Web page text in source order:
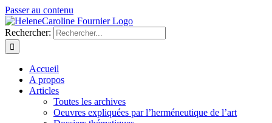
Passer au contenu
Rechercher:
Accueil
A propos
Articles
Toutes les archives
Oeuvres expliquées par l’herméneutique de l’art